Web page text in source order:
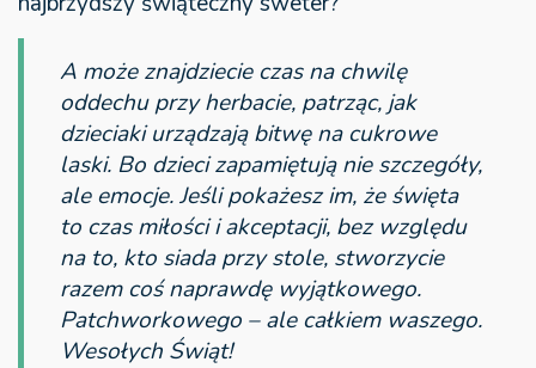
A może znajdziecie czas na chwilę
oddechu przy herbacie, patrząc, jak
dzieciaki urządzają bitwę na cukrowe
laski. Bo dzieci zapamiętują nie szczegóły,
ale emocje. Jeśli pokażesz im, że święta
to czas miłości i akceptacji, bez względu
na to, kto siada przy stole, stworzycie
razem coś naprawdę wyjątkowego.
Patchworkowego – ale całkiem waszego.
Wesołych Świąt!